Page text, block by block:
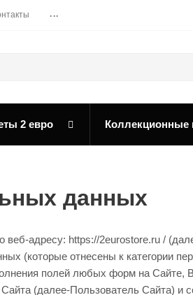
...
2 евро Коллекционные
данных
веб-адресу: https://2eurostore.ru /
(которые отнесены к категории
полей любых форм на Сайте,
Сайта (далее-Пользователь Сайта) и